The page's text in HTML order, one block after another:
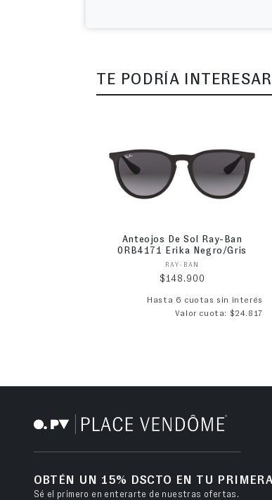
TE PODRÍA INTERESAR
Anteojos De Sol Ray-Ban
0RB4171 Erika Negro/Gris
Proveedor:
RAY-BAN
Precio habitual
$148.900
Hasta 6 cuotas sin interés
Valor cuota: $24.817
OBTÉN UN 15% DSCTO EN TU
Sé el primero en enterarte de nuestras ofertas.